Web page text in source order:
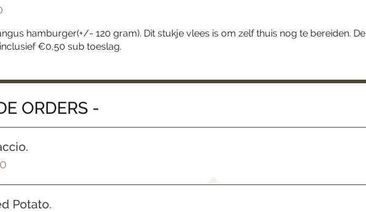
hamburger(+/- 120 gram). Dit stukje vlees is om zelf thuis nog te bereiden. De
€0,50 sub toeslag.
ORDERS -
Potato.